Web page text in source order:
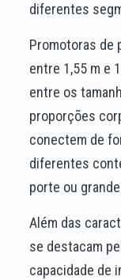
diferentes
Promotoras de
entre 1,55 m e
entre os
proporções
conectem de
diferentes
porte ou
Além das
se destacam
capacidade de